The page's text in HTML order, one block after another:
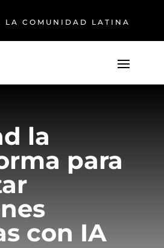
LA COMUNIDAD LATINA
la
para
con IA